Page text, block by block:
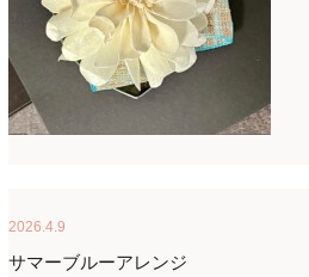
2026.4.9
サマーブルーアレンジ